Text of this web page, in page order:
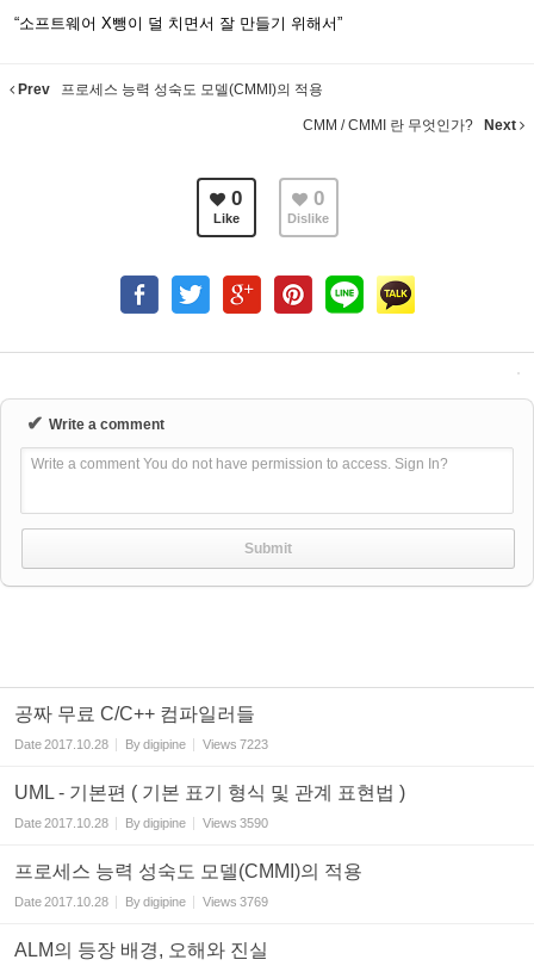
“소프트웨어 X뺑이 덜 치면서 잘 만들기 위해서”
Prev 프로세스 능력 성숙도 모델(CMMI)의 적용
CMM / CMMI 란 무엇인가? Next
0
Like
0
Dislike
✔ Write a comment
Write a comment You do not have permission to access. Sign In?
공짜 무료 C/C++ 컴파일러들
Date2017.10.28 Bydigipine Views 7223
UML - 기본편 ( 기본 표기 형식 및 관계 표현법 )
Date2017.10.28 Bydigipine Views 3590
프로세스 능력 성숙도 모델(CMMI)의 적용
Date2017.10.28 Bydigipine Views 3769
ALM의 등장 배경, 오해와 진실